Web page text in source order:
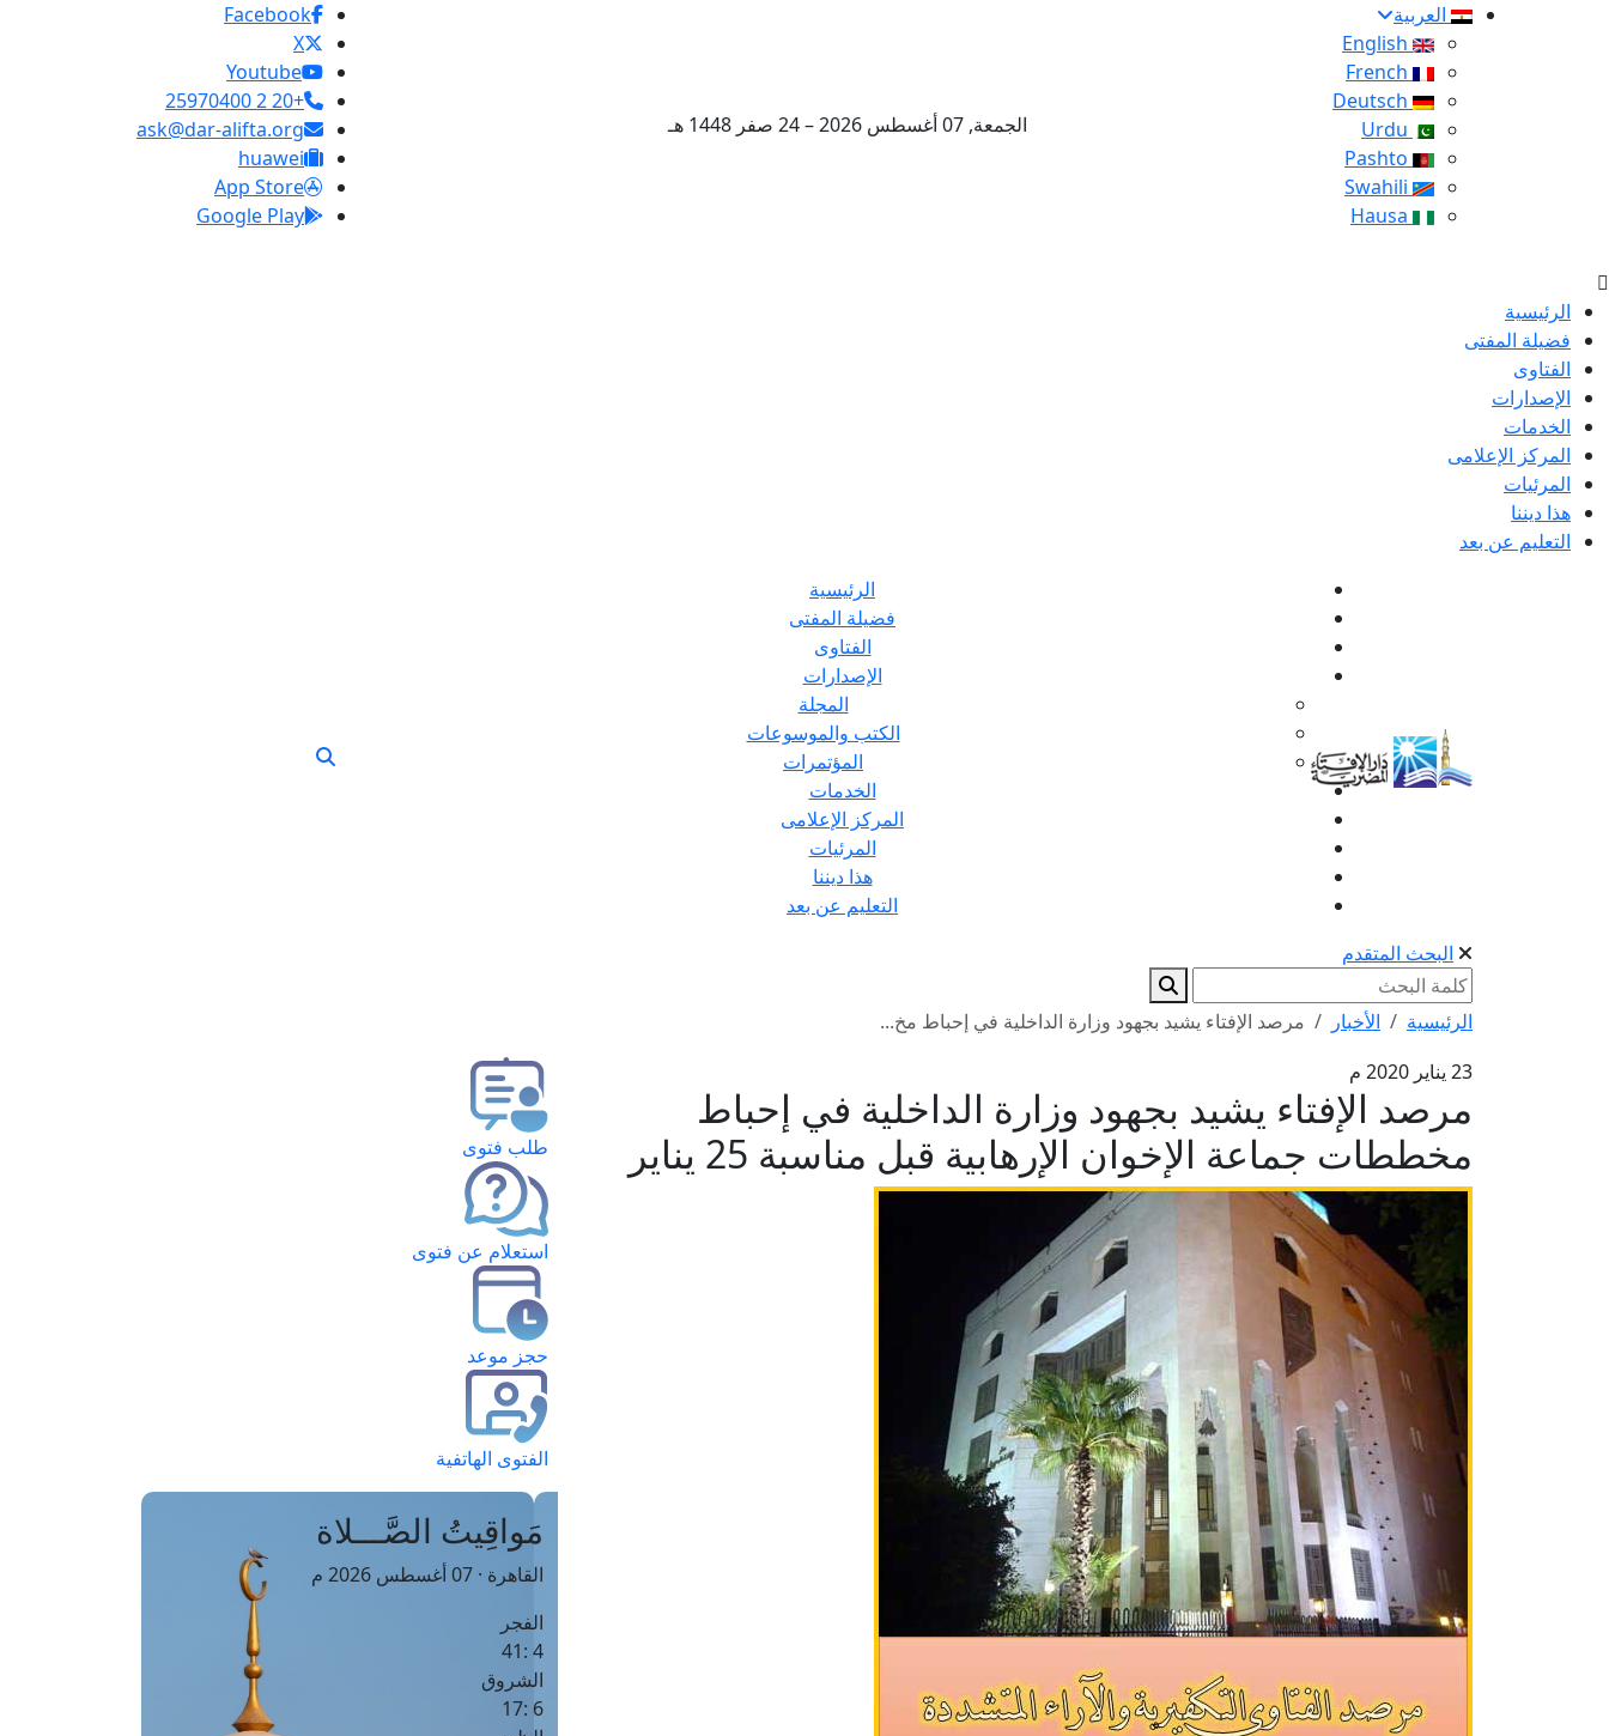
العربية
الجمعة, 07 أغسطس 2026 – 24 صفر 1448 هـ
Facebook
X
Youtube
+20 2 25970400
ask@dar-alifta.org
huawei
App Store
Google Play
الرئيسية
فضيلة المفتى
الفتاوى
الإصدارات
الخدمات
المركز الإعلامى
المرئيات
هذا ديننا
التعليم عن بعد
الرئيسية
فضيلة المفتى
الفتاوى
الإصدارات
المجلة
الكتب والموسوعات
المؤتمرات
الخدمات
المركز الإعلامى
المرئيات
هذا ديننا
التعليم عن بعد
البحث المتقدم
الرئيسية الأخبار
مرصد الإفتاء يشيد بجهود وزارة الداخلية في إحباط مخ...
23 يناير 2020 م
مرصد الإفتاء يشيد بجهود وزارة الداخلية في إحباط
مخططات جماعة الإخوان الإرهابية قبل مناسبة 25 يناير
طلب فتوى
استعلام عن فتوى
حجز موعد
الفتوى الهاتفية
مَواقِيتُ الصَّـــلاة
القاهرة · 07 أغسطس 2026 م
الفجر
4 :41
الشروق
6 :17